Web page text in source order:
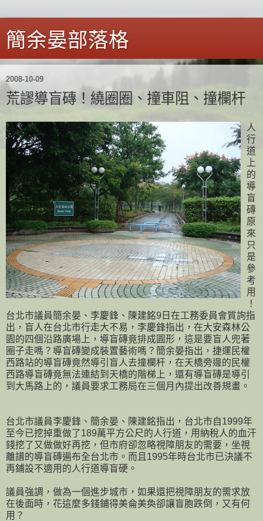
簡余晏部落格
2008-10-09
荒謬導盲磚！繞圈圈、撞車阻、撞欄杆
人
行
道
上
的
導
盲
磚
原
來
只
是
參
考
用
！
台北市議員簡余晏、李慶鋒、陳建銘9日在工務委員會質詢指
出，盲人在台北市行走大不易，李慶鋒指出，在大安森林公
園的四個沿路廣場上，導盲磚竟排成圓形，這是要盲人兜著
圈子走嗎？導盲磚變成裝置藝術嗎？簡余晏指出，捷運民權
西路站的導盲磚竟然導引盲人去撞欄杆，在天橋旁邊的民權
西路導盲磚竟無法連結到天橋的階梯上，還有導盲磚是導引
到大馬路上的，議員要求工務局在三個月內提出改善規畫。
台北市議員李慶鋒、簡余晏、陳建銘指出，台北市自1999年
至今已挖掉重做了189萬平方公尺的人行道，用納稅人的血汗
錢挖了又做做好再挖，但市府卻忽略視障朋友的需要，坐視
離譜的導盲磚遍布全台北市。而且1995年時台北市已決議不
再鋪設不適用的人行道導盲硬。
議員強調，做為一個進步城市，如果還把視障朋友的需求放
在後面時，花這麼多錢鋪得美侖美奐卻讓盲胞跌倒，又有何
用？